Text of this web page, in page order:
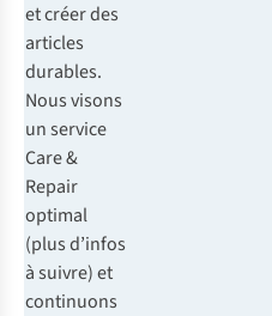
et créer des
articles
durables.
Nous visons
un service
Care &
Repair
optimal
(plus d’infos
à suivre) et
continuons